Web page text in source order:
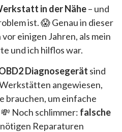
in der Nähe– und
ist. 😱 Genau in dieser
einigen Jahren, als mein
und ich hilflos war.
Diagnosegerät sind
angewiesen,
brauchen, um einfache
Noch schlimmer: falsche
Reparaturen